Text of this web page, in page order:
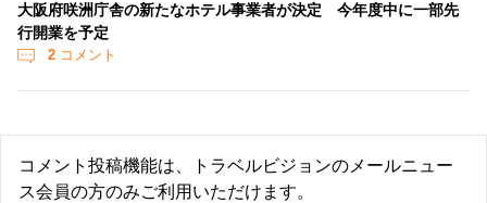
大阪府咲洲庁舎の新たなホテル事業者が決定 今年度中に一部先
行開業を予定
2 コメント
コメント投稿機能は、トラベルビジョンのメールニュー
ス会員の方のみご利用いただけます。